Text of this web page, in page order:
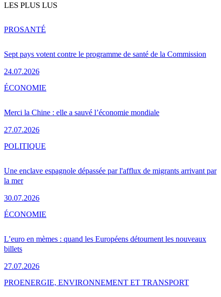
LES PLUS LUS
Sept pays votent contre le programme de santé de la Commission
24.07.2026
PROSANTÉ
Merci la Chine : elle a sauvé l’économie mondiale
27.07.2026
ÉCONOMIE
Une enclave espagnole dépassée par l'afflux de migrants arrivant par
la mer
30.07.2026
POLITIQUE
L’euro en mèmes : quand les Européens détournent les nouveaux
billets
27.07.2026
ÉCONOMIE
PROENERGIE, ENVIRONNEMENT ET TRANSPORT